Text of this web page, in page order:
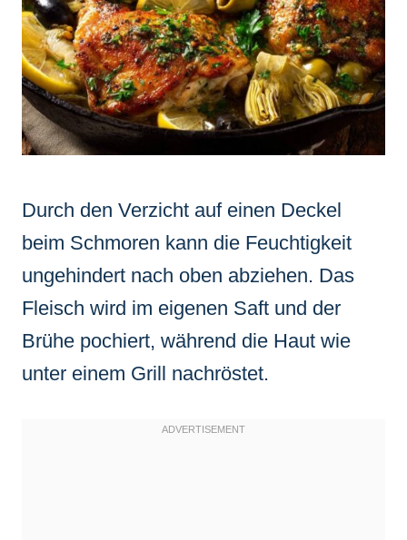
Durch den Verzicht auf einen Deckel
beim Schmoren kann die Feuchtigkeit
ungehindert nach oben abziehen. Das
Fleisch wird im eigenen Saft und der
Brühe pochiert, während die Haut wie
unter einem Grill nachröstet.